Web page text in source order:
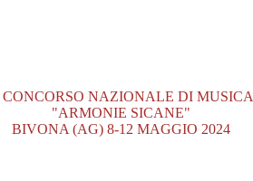
NAZIONALE DI MUSICA
"ARMONIE SICANE"
BIVONA (AG) 8-12 MAGGIO 2024